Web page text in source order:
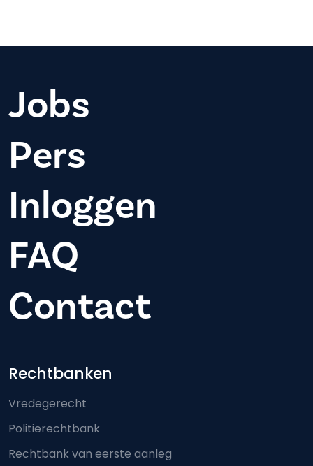
Jobs
Pers
Inloggen
FAQ
Contact
Footer-menu
Rechtbanken
Vredegerecht
Politierechtbank
Rechtbank van eerste aanleg